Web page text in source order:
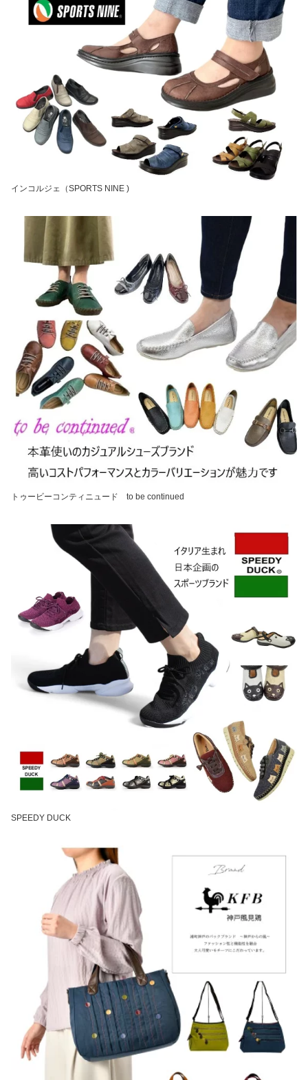
インコルジェ（SPORTS NINE )
トゥービーコンティニュード to be continued
SPEEDY DUCK